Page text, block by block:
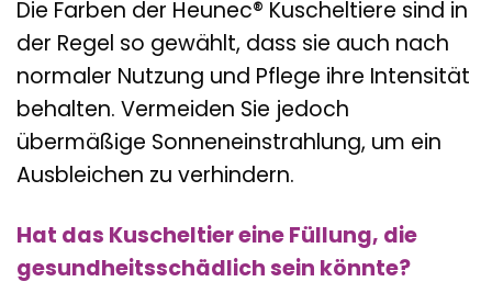
Die Farben der Heunec® Kuscheltiere sind in
der Regel so gewählt, dass sie auch nach
normaler Nutzung und Pflege ihre Intensität
behalten. Vermeiden Sie jedoch
übermäßige Sonneneinstrahlung, um ein
Ausbleichen zu verhindern.
Hat das Kuscheltier eine Füllung, die
gesundheitsschädlich sein könnte?